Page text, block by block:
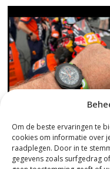
Om de beste ervaringen te
cookies om informatie over
raadplegen. Door in te
gegevens zoals surfgedrag